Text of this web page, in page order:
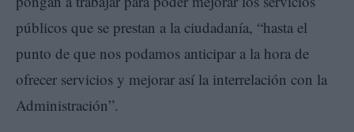
públicos que se prestan a la ciudadanía, “hasta el
punto de que nos podamos anticipar a la hora de
ofrecer servicios y mejorar así la interrelación con la
Administración”.